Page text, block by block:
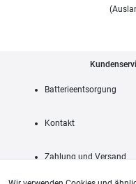
Batterieentsorgung
Kontakt
Zahlung und Versand